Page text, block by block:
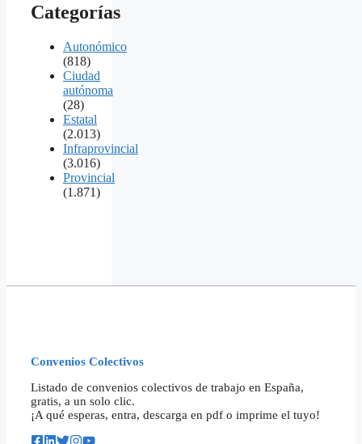
Categorías
Autonómico
(818)
Ciudad
autónoma
(28)
Estatal
(2.013)
Infraprovincial
(3.016)
Provincial
(1.871)
Convenios Colectivos
Listado de convenios colectivos de trabajo en España,
gratis, a un solo clic.
¡A qué esperas, entra, descarga en pdf o imprime el tuyo!